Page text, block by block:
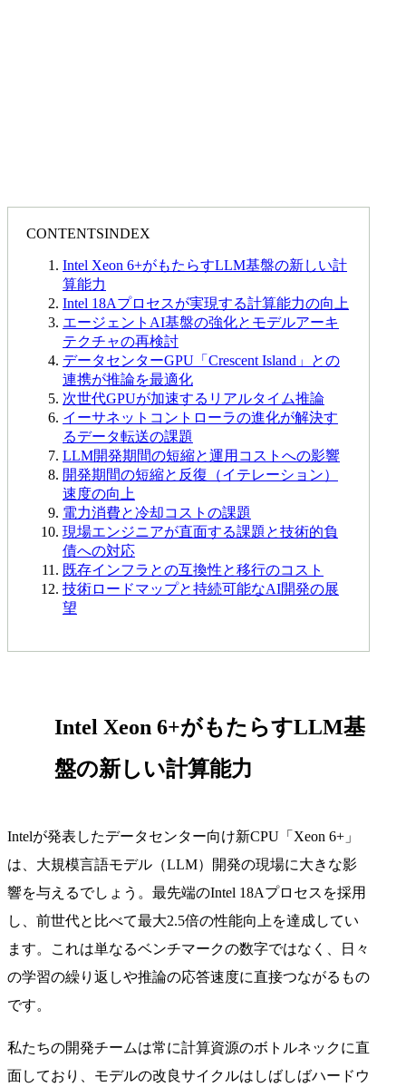
CONTENTSINDEX
Intel Xeon 6+がもたらすLLM基盤の新しい計
算能力
Intel 18Aプロセスが実現する計算能力の向上
エージェントAI基盤の強化とモデルアーキ
テクチャの再検討
データセンターGPU「Crescent Island」との
連携が推論を最適化
次世代GPUが加速するリアルタイム推論
イーサネットコントローラの進化が解決す
るデータ転送の課題
LLM開発期間の短縮と運用コストへの影響
開発期間の短縮と反復（イテレーション）
速度の向上
電力消費と冷却コストの課題
現場エンジニアが直面する課題と技術的負
債への対応
既存インフラとの互換性と移行のコスト
技術ロードマップと持続可能なAI開発の展
望
Intel Xeon 6+がもたらすLLM基
盤の新しい計算能力
Intelが発表したデータセンター向け新CPU「Xeon 6+」
は、大規模言語モデル（LLM）開発の現場に大きな影
響を与えるでしょう。最先端のIntel 18Aプロセスを採用
し、前世代と比べて最大2.5倍の性能向上を達成してい
ます。これは単なるベンチマークの数字ではなく、日々
の学習の繰り返しや推論の応答速度に直接つながるもの
です。
私たちの開発チームは常に計算資源のボトルネックに直
面しており、モデルの改良サイクルはしばしばハードウ